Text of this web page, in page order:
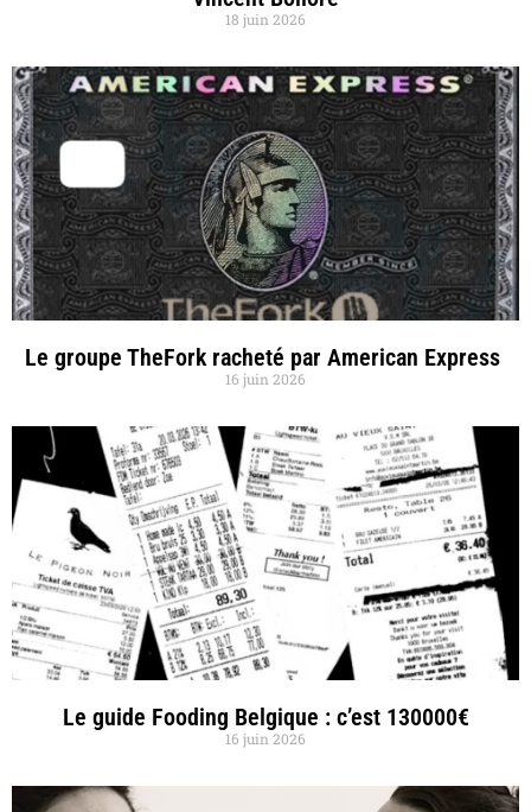
18 juin 2026
Le groupe TheFork racheté par American Express
16 juin 2026
Le guide Fooding Belgique : c’est 130000€
16 juin 2026